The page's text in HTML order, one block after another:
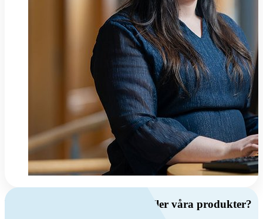
Har du frågor om ventilation eller våra produkter?